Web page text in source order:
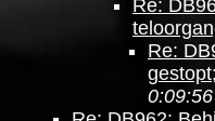
Re:
Re:
0:09:56